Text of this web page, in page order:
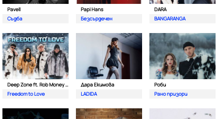
Pavell
Съдба
Papi Hans
Безсърдечен
DARA
BANGARANGA
Deep Zone ft. Rob Money (C-Block)
Freedom to Love
Дара Екимова
LADIDA
Роби
Рано призори